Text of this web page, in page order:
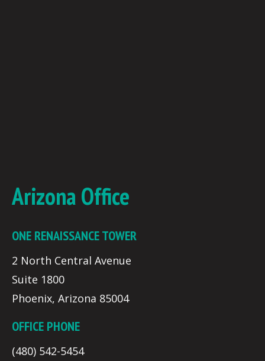
Arizona Office
ONE RENAISSANCE TOWER
2 North Central Avenue
Suite 1800
Phoenix, Arizona 85004
OFFICE PHONE
(480) 542-5454